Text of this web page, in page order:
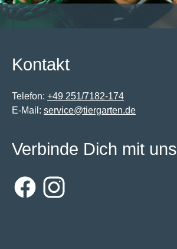
Kontakt
Telefon: +49 251/7182-174
E-Mail: service@tiergarten.de
Verbinde Dich mit uns
FacebookInstagram